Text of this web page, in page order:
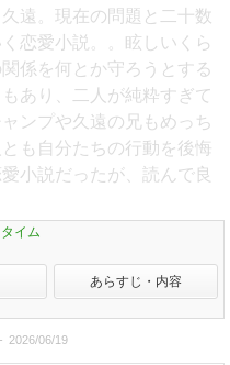
遠。現在の問題と二十数
恋愛小説。。眩しいくら
係を何とか守ろうとする
あり、二人が純粋すぎて
ンプや久遠の兄もめっち
も自分たちの行動を後悔
小説だったが、読んで良
イム
あらすじ・内容
2026/06/19